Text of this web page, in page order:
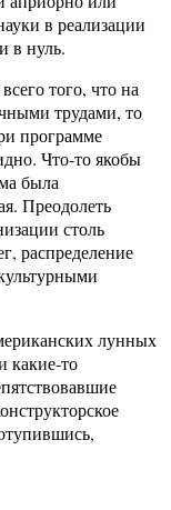
в реализации
в нуль.
того, что на
трудами, то
программе
Что-то якобы
была
Преодолеть
столь
распределение
лунных
какие-то